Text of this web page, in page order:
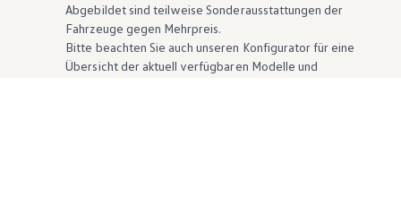
Abgebildet sind teilweise Sonderausstattungen der
Fahrzeuge gegen Mehrpreis.
Bitte beachten Sie auch unseren Konfigurator für eine
Übersicht der aktuell verfügbaren Modelle und